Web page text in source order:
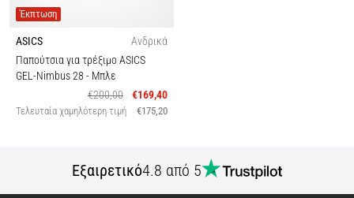
Έκπτωση
ASICS
Ανδρικά
Παπούτσια για τρέξιμο ASICS
GEL-Nimbus 28 - Μπλε
€200,00
€169,40
Τελευταία χαμηλότερη τιμή €175,20
Εξαιρετικό4.8 από 5